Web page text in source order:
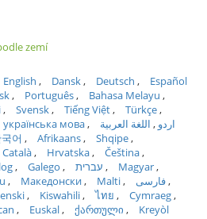
zemí
English Dansk Deutsch
Español
Português
Bahasa Melayu
Svensk Tiếng Việt
Türkçe
українська мова اردو
اللغة العربية
어 Afrikaans
Shqipe
Català Hrvatska
Čeština
Galego עברית
Magyar
Македонски Malti
فارسی
Kiswahili ไทย
Cymraeg
Euskal ქართული
Kreyòl